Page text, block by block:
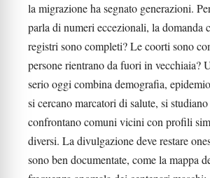
la migrazione ha segnato generazioni.
parla di numeri eccezionali, la domanda
registri sono completi? Le coorti sono
persone rientrano da fuori in vecchiaia?
serio oggi combina demografia,
si cercano marcatori di salute, si
confrontano comuni vicini con profili
diversi. La divulgazione deve restare
sono ben documentate, come la mappa